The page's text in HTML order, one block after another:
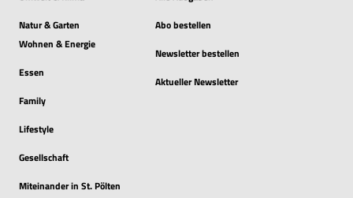
Natur & Garten
Wohnen & Energie
Essen
Family
Lifestyle
Gesellschaft
Miteinander in St. Pölten
Abo bestellen
Newsletter bestellen
Aktueller Newsletter